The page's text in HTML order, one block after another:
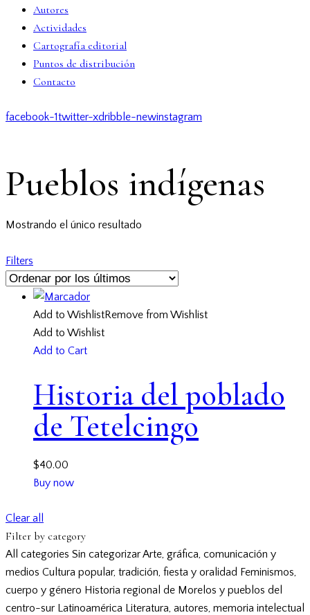
Autores
Actividades
Cartografía editorial
Puntos de distribución
Contacto
facebook-1twitter-xdribble-newinstagram
Pueblos indígenas
Mostrando el único resultado
Filters
Add to WishlistRemove from Wishlist
Add to Wishlist
Add to Cart
Historia del poblado
de Tetelcingo
$40.00
Buy now
Clear all
Filter by category
All categories Sin categorizarArte, gráfica, comunicación y
medios Cultura popular, tradición, fiesta y oralidad Feminismos,
cuerpo y género Historia regional de Morelos y pueblos del
centro-sur Latinoamérica Literatura, autores, memoria intelectual